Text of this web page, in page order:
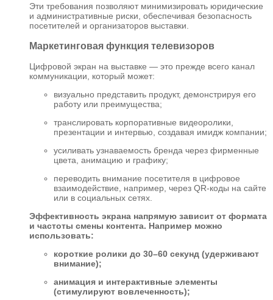
Эти требования позволяют минимизировать юридические
и административные риски, обеспечивая безопасность
посетителей и организаторов выставки.
Маркетинговая функция телевизоров
Цифровой экран на выставке — это прежде всего канал
коммуникации, который может:
визуально представить продукт, демонстрируя его
работу или преимущества;
транслировать корпоративные видеоролики,
презентации и интервью, создавая имидж компании;
усиливать узнаваемость бренда через фирменные
цвета, анимацию и графику;
переводить внимание посетителя в цифровое
взаимодействие, например, через QR-коды на сайте
или в социальных сетях.
Эффективность экрана напрямую зависит от формата
и частоты смены контента. Например можно
использовать:
короткие ролики до 30–60 секунд (удерживают
внимание);
анимация и интерактивные элементы
(стимулируют вовлеченность);